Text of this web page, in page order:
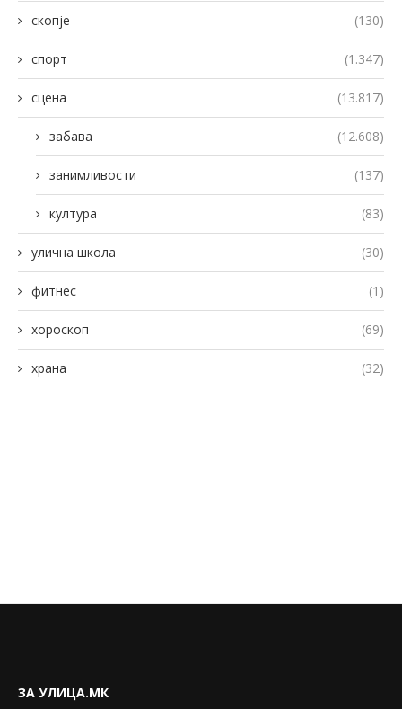
скопје (130)
спорт (1.347)
сцена (13.817)
забава (12.608)
занимливости (137)
култура (83)
улична школа (30)
фитнес (1)
хороскоп (69)
храна (32)
ЗА УЛИЦА.МК